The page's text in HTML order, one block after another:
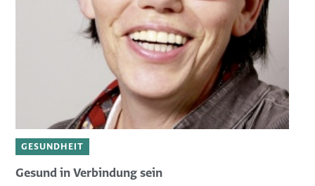
GESUNDHEIT
Gesund in Verbindung sein